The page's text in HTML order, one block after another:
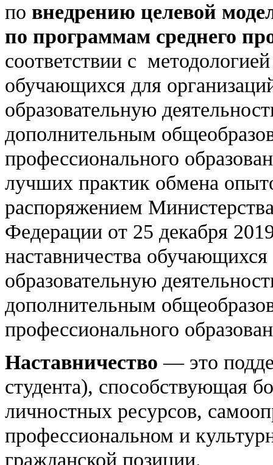
по внедрению целевой
по программам среднего
соответствии с
обучающихся для
образовательную
дополнительным
профессионального
лучших практик обмена
распоряжением
Федерации от 25 декабря
наставничества
образовательную
дополнительным
профессионального
Наставничество — это
студента), способствующая
личностных ресурсов,
профессиональном и
гражданской позиции.